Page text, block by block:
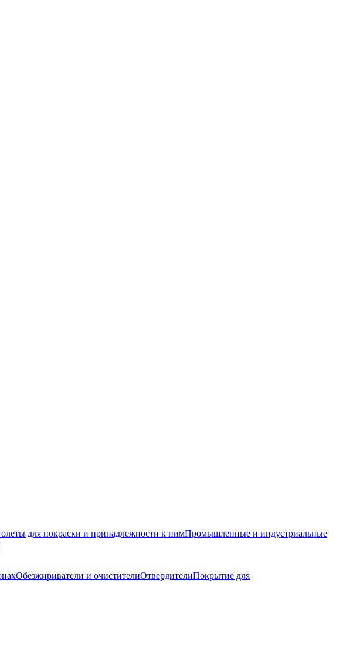
для покраски и принадлежности к нимПромышленные и индустриальные
Обезжириватели и очистителиОтвердителиПокрытие для